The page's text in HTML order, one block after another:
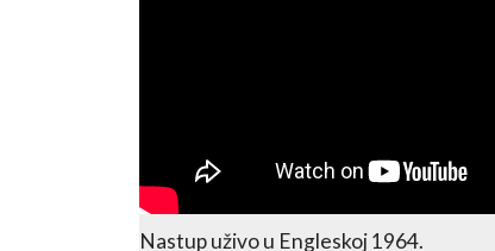
Nastup uživo u Engleskoj 1964.